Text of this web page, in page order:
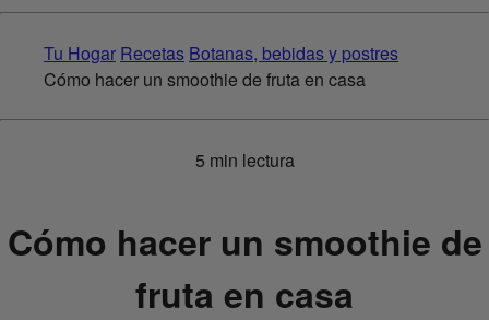
Tu Hogar Recetas Botanas, bebidas y postres
Cómo hacer un smoothie de fruta en casa
5 min lectura
Cómo hacer un smoothie de
fruta en casa